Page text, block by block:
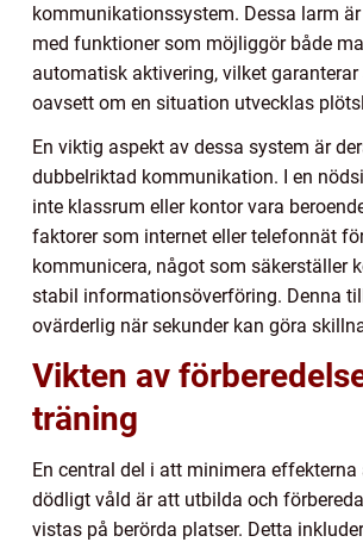
kommunikationssystem. Dessa larm
med funktioner som möjliggör både
automatisk aktivering, vilket
oavsett om en situation utvecklas
En viktig aspekt av dessa system är
dubbelriktad kommunikation. I en
inte klassrum eller kontor vara
faktorer som internet eller telefonnät
kommunicera, något som säkerställer
stabil informationsöverföring. Denna
ovärderlig när sekunder kan göra
Vikten av
träning
En central del i att minimera effekterna
dödligt våld är att utbilda och
vistas på berörda platser. Detta